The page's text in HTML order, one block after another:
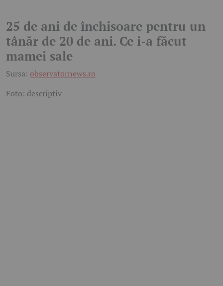
25 de ani de închisoare pentru un
tânăr de 20 de ani. Ce i-a făcut
mamei sale
Sursa: observatornews.ro
Foto: descriptiv